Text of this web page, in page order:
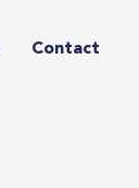
Contact